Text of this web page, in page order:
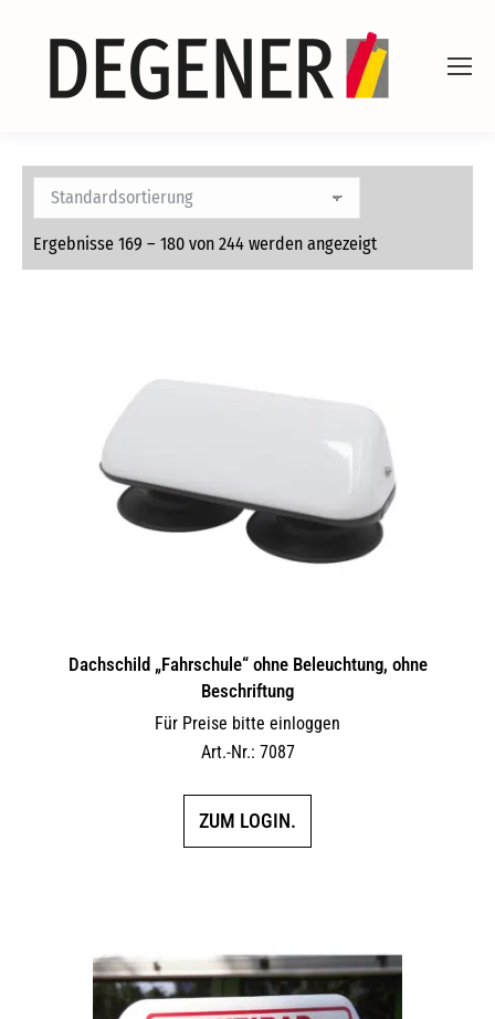
Ergebnisse 169 – 180 von 244 werden angezeigt
Dachschild „Fahrschule“ ohne Beleuchtung, ohne
Beschriftung
Für Preise bitte einloggen
Art.-Nr.: 7087
ZUM LOGIN.